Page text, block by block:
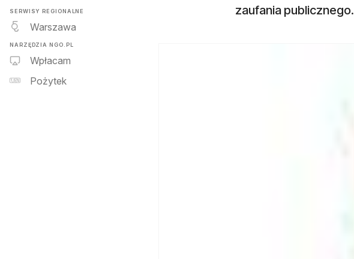
SERWISY REGIONALNE
Warszawa
NARZĘDZIA NGO.PL
Wpłacam
Pożytek
zaufania publicznego.